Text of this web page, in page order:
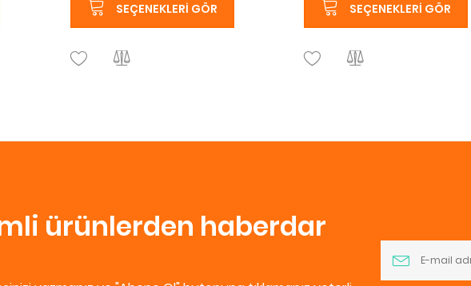
SEÇENEKLERI GÖR SEÇENEKLERI GÖR
ürünlerden haberdar